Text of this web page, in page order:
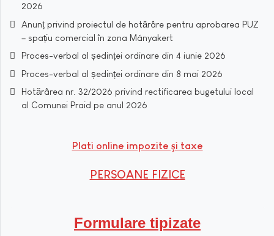
2026
Anunț privind proiectul de hotărâre pentru aprobarea PUZ
– spațiu comercial în zona Mányakert
Proces-verbal al ședinței ordinare din 4 iunie 2026
Proces-verbal al ședinței ordinare din 8 mai 2026
Hotărârea nr. 32/2026 privind rectificarea bugetului local
al Comunei Praid pe anul 2026
Plati online impozite şi taxe
PERSOANE FIZICE
Formulare tipizate